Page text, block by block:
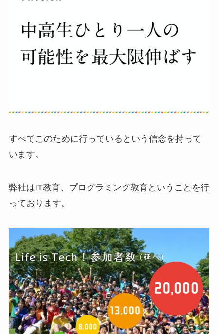
すべてこのために行っているという信念を持って
います。
弊社はIT教育、プログラミング教育ということを行
っております。